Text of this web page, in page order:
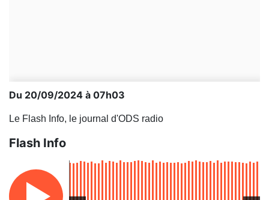
Du 20/09/2024 à 07h03
Le Flash Info, le journal d'ODS radio
Flash Info